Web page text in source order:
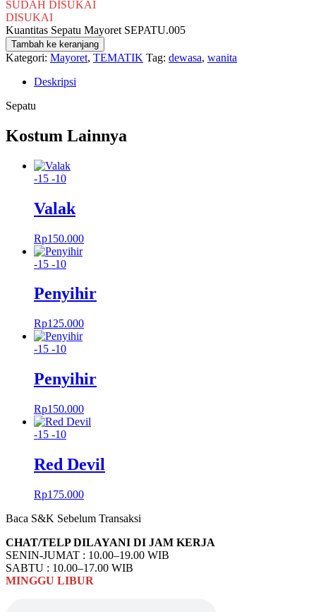
SUDAH DISUKAI
DISUKAI
Kuantitas Sepatu Mayoret SEPATU.005
Tambah ke keranjang
Kategori: Mayoret, TEMATIK Tag: dewasa, wanita
Deskripsi
Sepatu
Kostum Lainnya
-15 -10
Valak
Rp150.000
-15 -10
Penyihir
Rp125.000
-15 -10
Penyihir
Rp150.000
-15 -10
Red Devil
Rp175.000
Baca S&K Sebelum Transaksi
CHAT/TELP DILAYANI DI JAM KERJA
SENIN-JUMAT : 10.00–19.00 WIB
SABTU : 10.00–17.00 WIB
MINGGU LIBUR